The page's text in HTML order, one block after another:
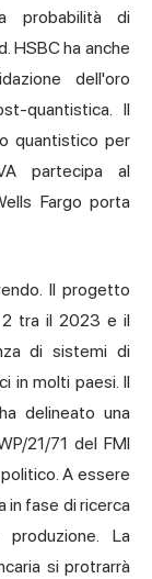
probabilità di
HSBC ha anche
dell'oro
quantistica. Il
quantistico per
partecipa al
Fargo porta
Il progetto
2 tra il 2023 e il
di sistemi di
in molti paesi. Il
delineato una
21/71 del FMI
A essere
in fase di ricerca
La
si protrarrà